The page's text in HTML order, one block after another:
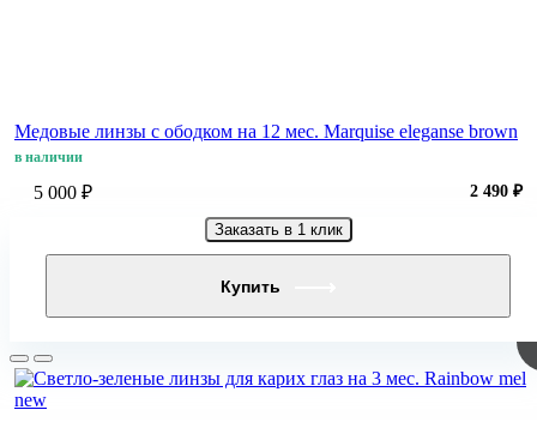
Медовые линзы с ободком на 12 мес. Marquise eleganse brown
в наличии
5 000 ₽ 2 490 ₽
Заказать в 1 клик
new